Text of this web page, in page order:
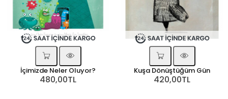
İçimizde Neler Oluyor?
480,00TL
Kuşa Dönüştüğüm Gün
420,00TL